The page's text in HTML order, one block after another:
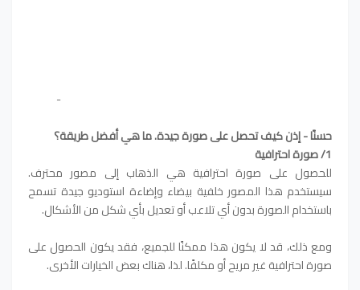
-
حسنًا - إذن كيف تحصل على صورة جيدة. ما هي أفضل طريقة؟
1/ صورة احترافية
للحصول على صورة احترافية هي الذهاب إلى مصور محترف.
سيستخدم هذا المصور خلفية بيضاء وإضاءة استوديو جيدة تسمح
باستخدام الصورة بدون أي تلاعب أو تعديل بأي شكل من الأشكال.
ومع ذلك، قد لا يكون هذا ممكنًا للجميع، فقد يكون الحصول على
صورة احترافية غير مريح أو مكلفًا. لذا، هناك بعض الخيارات الأخرى.